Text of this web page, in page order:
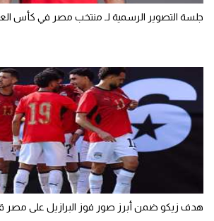
جلسة التصوير الرسمية لـ منتخب مصر في كأس العالم
هدف زيكو ضمن أبرز صور فوز البرازيل على مصر